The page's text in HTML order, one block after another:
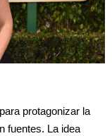
protagonizar la
fuentes. La idea